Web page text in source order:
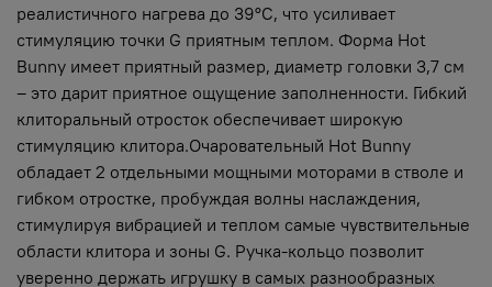
реалистичного нагрева до 39°C, что усиливает
стимуляцию точки G приятным теплом. Форма Hot
Bunny имеет приятный размер, диаметр головки 3,7 см
– это дарит приятное ощущение заполненности. Гибкий
клиторальный отросток обеспечивает широкую
стимуляцию клитора.Очаровательный Hot Bunny
обладает 2 отдельными мощными моторами в стволе и
гибком отростке, пробуждая волны наслаждения,
стимулируя вибрацией и теплом самые чувствительные
области клитора и зоны G. Ручка-кольцо позволит
уверенно держать игрушку в самых разнообразных